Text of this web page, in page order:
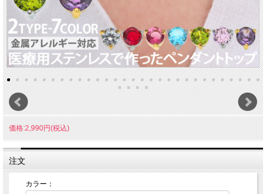
価格:2,990円(税込)
注文
カラー：